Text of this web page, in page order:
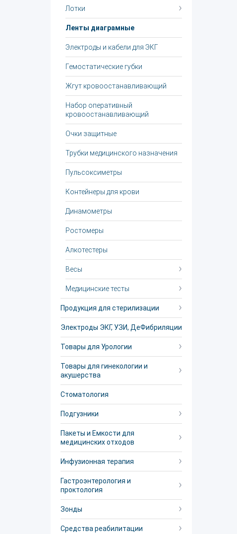
Лотки
Ленты диаграмные
Электроды и кабели для ЭКГ
Гемостатические губки
Жгут крoвooстaнaвливaющий
Набор оперативный
кровоостанавливающий
Очки защитные
Трубки медицинского назначения
Пульсоксиметры
Контейнеры для крови
Динамометры
Ростомеры
Алкотестеры
Весы
Медицинские тесты
Продукция для стерилизации
Электроды ЭКГ, УЗИ, ДеФибриляции
Товары для Урологии
Товары для гинекологии и
акушерства
Стоматология
Подгузники
Пакеты и Емкости для
медицинских отходов
Инфузионная терапия
Гастроэнтерология и
проктология
Зонды
Средства реабилитации